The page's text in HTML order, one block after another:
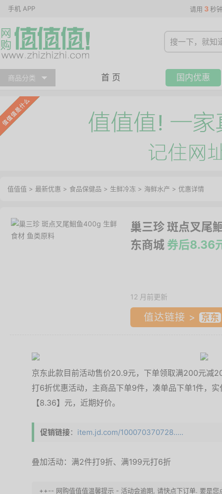
手机 APP 请用 3 秒
商品分类 首 页 国内优惠
值值值 > 最新优惠 > 食品保健品 > 生鲜冷冻 > 海鲜水产 > 优惠详情
巢三珍 斑点叉尾
东商城 券后8.36
12 月前更新
值达链接 >
京东此款目前活动售价20.9元，下单领取满200元减
打6折优惠活动，主商品下单9件，凑单品下单1件，
【8.36】元，近期好价。
促销链接： item.jd.com/100070370728.....
叠加活动：满2件打9折、满199元打6折
++-- 网购值值值温馨提示 - 活动会逾期, 请快点下订单. 要是您